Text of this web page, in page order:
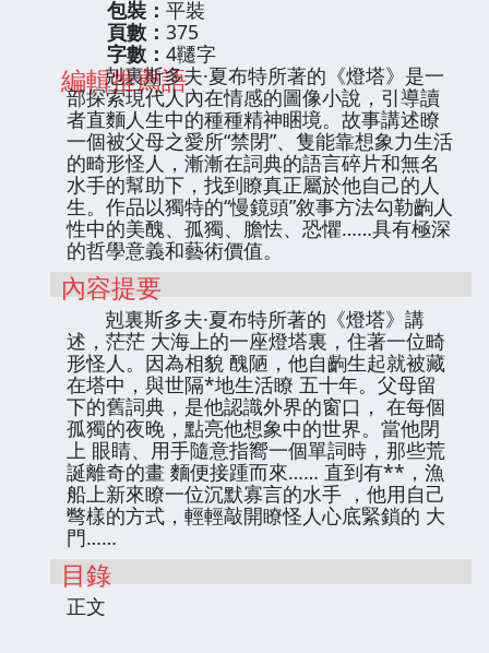
包裝： 平裝
頁數： 375
字數： 4韆字
編輯推薦語
剋裏斯多夫·夏布特所著的《燈塔》是一
部探索現代人內在情感的圖像小說，引導讀
者直麵人生中的種種精神睏境。故事講述瞭
一個被父母之愛所“禁閉”、隻能靠想象力生活
的畸形怪人，漸漸在詞典的語言碎片和無名
水手的幫助下，找到瞭真正屬於他自己的人
生。作品以獨特的“慢鏡頭”敘事方法勾勒齣人
性中的美醜、孤獨、膽怯、恐懼……具有極深
的哲學意義和藝術價值。
內容提要
剋裏斯多夫·夏布特所著的《燈塔》講
述，茫茫 大海上的一座燈塔裏，住著一位畸
形怪人。因為相貌 醜陋，他自齣生起就被藏
在塔中，與世隔*地生活瞭 五十年。父母留
下的舊詞典，是他認識外界的窗口， 在每個
孤獨的夜晚，點亮他想象中的世界。當他閉
上 眼睛、用手隨意指嚮一個單詞時，那些荒
誕離奇的畫 麵便接踵而來…… 直到有**，漁
船上新來瞭一位沉默寡言的水手 ，他用自己
彆樣的方式，輕輕敲開瞭怪人心底緊鎖的 大
門……
目錄
正文